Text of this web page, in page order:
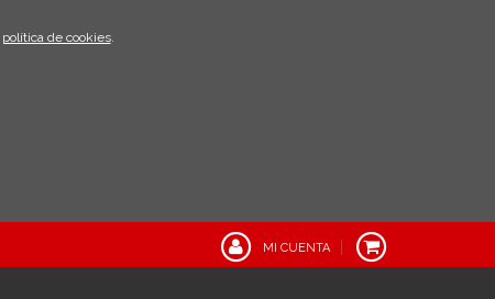
política de cookies.
MI CUENTA